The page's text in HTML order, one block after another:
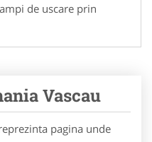
de uscare prin
Vascau
pagina unde